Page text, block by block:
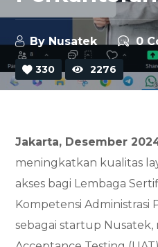
ByNusatek 0
330 2276
Jakarta, Desember
meningkatkan kualitas
akses bagi Lembaga
Kompetensi Administrasi
sebagai startup Nusatek,